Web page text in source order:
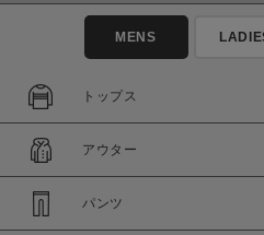
セール価格
在庫
MENS
トップス
アウター
パンツ